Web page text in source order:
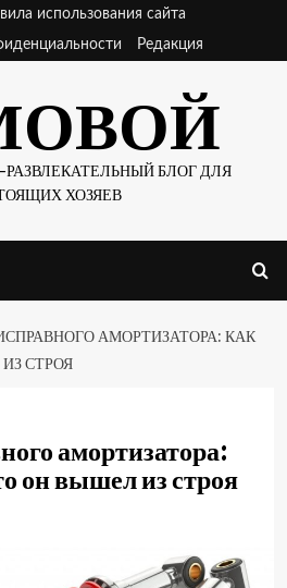
использования сайта
Редакция
БЛОГ ДЛЯ
ХОЗЯЕВ
АМОРТИЗАТОРА: КАК
СТРОЯ
амортизатора:
он вышел из строя